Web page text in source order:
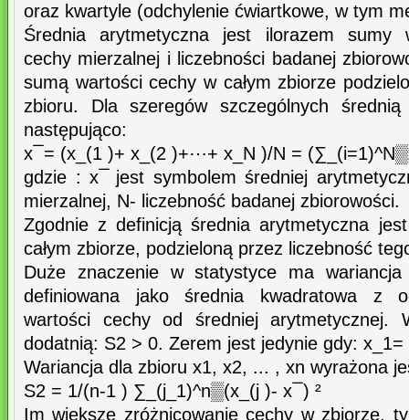
oraz kwartyle (odchylenie ćwiartkowe, w tym
Średnia arytmetyczna jest ilorazem sumy
cechy mierzalnej i liczebności badanej
sumą wartości cechy w całym zbiorze
zbioru. Dla szeregów szczególnych
następująco:
x ̅ = (x_(1 )+ x_(2 )+⋯+ x_N )/N =
gdzie : x ̅ jest symbolem średniej
mierzalnej, N- liczebność badanej zbiorowości.
Zgodnie z definicją średnia arytmetyczna
całym zbiorze, podzieloną przez liczebność
Duże znaczenie w statystyce ma
definiowana jako średnia kwadratowa z
wartości cechy od średniej arytmetycznej.
dodatnią: S2 > 0. Zerem jest jedynie gdy:
Wariancja dla zbioru x1, x2, ... , xn wyrażona
S2 = 1/(n-1 ) ∑_(j_1)^n▒(x_(j )- x ̅ ) ²
Im większe zróżnicowanie cechy w zbiorze,